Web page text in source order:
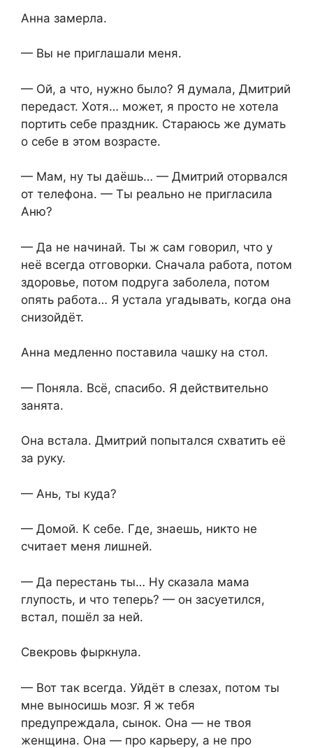
Анна замерла.
— Вы не приглашали меня.
— Ой, а что, нужно было? Я думала, Дмитрий
передаст. Хотя… может, я просто не хотела
портить себе праздник. Стараюсь же думать
о себе в этом возрасте.
— Мам, ну ты даёшь… — Дмитрий оторвался
от телефона. — Ты реально не пригласила
Аню?
— Да не начинай. Ты ж сам говорил, что у
неё всегда отговорки. Сначала работа, потом
здоровье, потом подруга заболела, потом
опять работа… Я устала угадывать, когда она
снизойдёт.
Анна медленно поставила чашку на стол.
— Поняла. Всё, спасибо. Я действительно
занята.
Она встала. Дмитрий попытался схватить её
за руку.
— Ань, ты куда?
— Домой. К себе. Где, знаешь, никто не
считает меня лишней.
— Да перестань ты… Ну сказала мама
глупость, и что теперь? — он засуетился,
встал, пошёл за ней.
Свекровь фыркнула.
— Вот так всегда. Уйдёт в слезах, потом ты
мне выносишь мозг. Я ж тебя
предупреждала, сынок. Она — не твоя
женщина. Она — про карьеру, а не про